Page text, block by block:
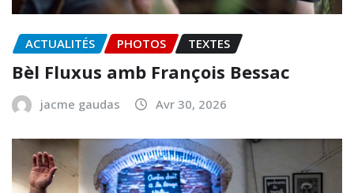
ACTUALITÉS PHOTOS TEXTES
Bèl Fluxus amb François Bessac
jacme gaudas Avr 30, 2026